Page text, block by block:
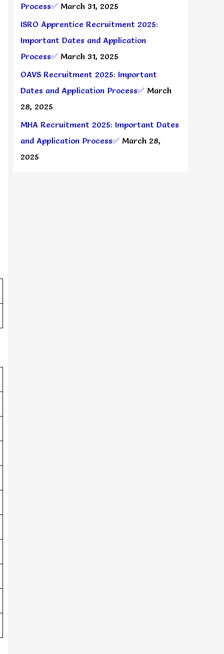
Process✅ March 31, 2025
ISRO Apprentice Recruitment 2025:
Important Dates and Application
Process✅ March 31, 2025
OAVS Recruitment 2025: Important
Dates and Application Process✅ March
28, 2025
MHA Recruitment 2025: Important Dates
and Application Process✅ March 28,
2025